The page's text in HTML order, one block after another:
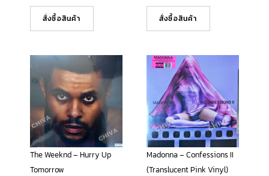
สั่งซื้อสินค้า สั่งซื้อสินค้า
The Weeknd – Hurry Up
Tomorrow
Madonna – Confessions II
(Translucent Pink Vinyl)